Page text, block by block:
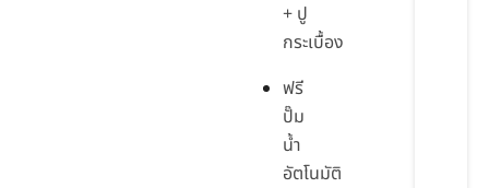
+ ปู
กระเบื้อง
ฟรี
ปั๊ม
น้ำ
อัตโนมัติ